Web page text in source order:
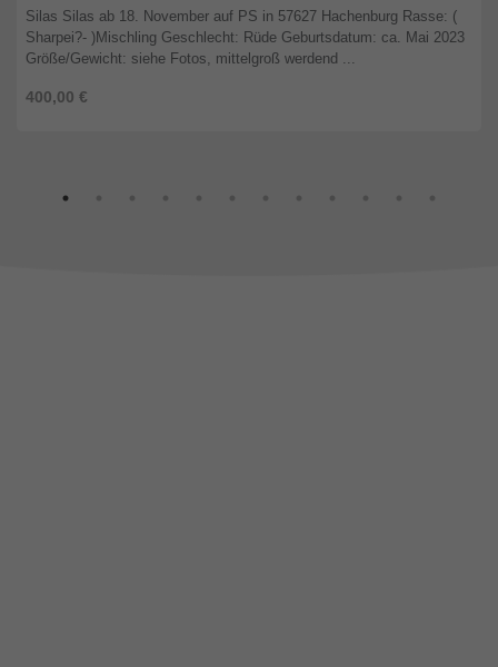
400,00 €
Silas Silas ab 18. November auf PS in 57627 Hachenburg Rasse: (
Sharpei?- )Mischling Geschlecht: Rüde Geburtsdatum: ca. Mai 2023
Größe/Gewicht: siehe Fotos, mittelgroß werdend ...